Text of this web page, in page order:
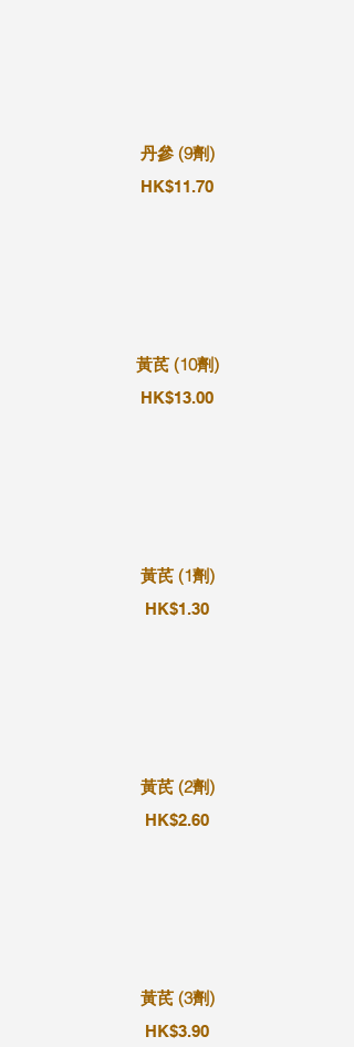
丹參 (9劑)
HK$11.70
黃芪 (10劑)
HK$13.00
黃芪 (1劑)
HK$1.30
黃芪 (2劑)
HK$2.60
黃芪 (3劑)
HK$3.90